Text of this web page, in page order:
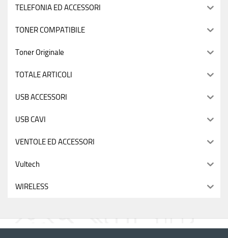
TELEFONIA ED ACCESSORI
TONER COMPATIBILE
Toner Originale
TOTALE ARTICOLI
USB ACCESSORI
USB CAVI
VENTOLE ED ACCESSORI
Vultech
WIRELESS